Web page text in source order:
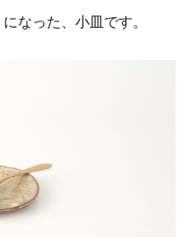
なった、小皿です。